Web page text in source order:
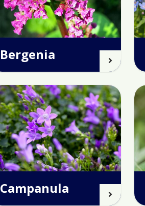
Bergenia
Campanula